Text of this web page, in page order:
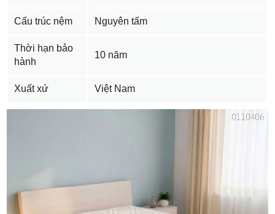
Cấu trúc nệm Nguyên tấm
Thời hạn bảo
hành
10 năm
Xuất xứ Việt Nam